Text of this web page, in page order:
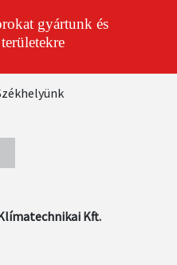
gyártunk és
Kft.